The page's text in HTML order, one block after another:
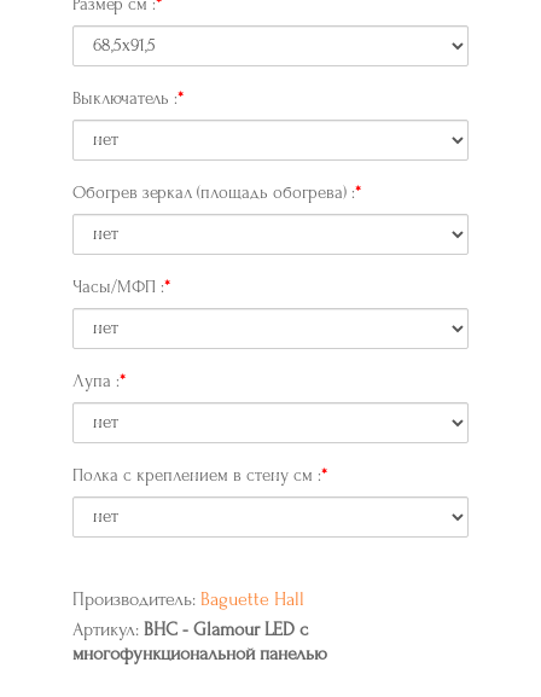
Размер см :
Выключатель :
Обогрев зеркал (площадь обогрева) :
Часы/МФП :
Лупа :
Полка с креплением в стену см :
Производитель: Baguette Hall
Артикул: BHC - Glamour LED с
многофункциональной панелью